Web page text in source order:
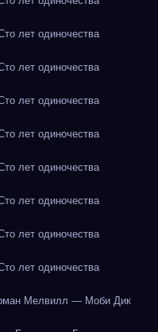
лет одиночества
лет одиночества
лет одиночества
лет одиночества
лет одиночества
лет одиночества
лет одиночества
лет одиночества
Мелвилл — Моби Дик